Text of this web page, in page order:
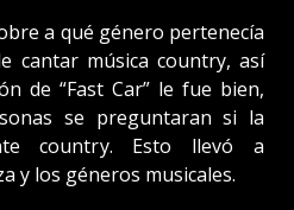
a qué género pertenecía
cantar música country, así
de “Fast Car” le fue bien,
se preguntaran si la
country. Esto llevó a
y los géneros musicales.